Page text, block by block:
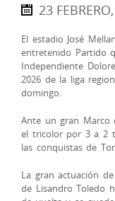
23
El estadio José
entretenido Partido
Independiente
2026 de la liga
domingo.
Ante un gran Marco
el tricolor por 3 a 2
las conquistas de
La gran actuación
de Lisandro Toledo